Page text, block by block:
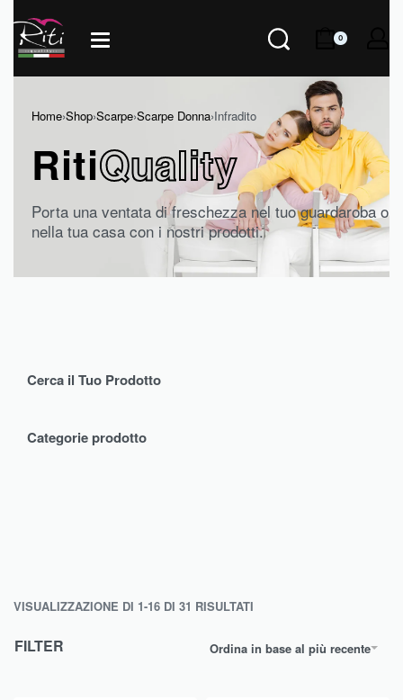
0
Home›Shop›Scarpe›Scarpe Donna›Infradito
RitiQuality
Porta una ventata di freschezza nel tuo guardaroba o
nella tua casa con i nostri prodotti.
Cerca il Tuo Prodotto
Categorie prodotto
VISUALIZZAZIONE DI 1-16 DI 31 RISULTATI
Ordina in base al più recente
FILTER